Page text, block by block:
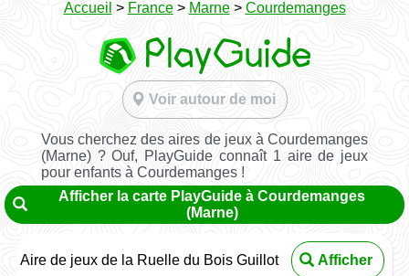
Accueil > France> Marne> Courdemanges
Voir autour de moi
Vous cherchez des aires de jeux à Courdemanges
(Marne) ? Ouf, PlayGuide connaît 1 aire de jeux
pour enfants à Courdemanges !
Afficher la carte PlayGuide à Courdemanges
(Marne)
Aire de jeux de la Ruelle du Bois Guillot Afficher